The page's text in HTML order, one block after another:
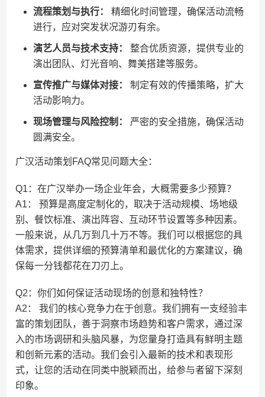
流程策划与执行：
精细化时间管理，确保活动流畅
进行，应对突发状况游刃有余。
演艺人员与技术支持：
整合优质资源，提供专业的
演出团队、灯光音响、舞美搭建等服务。
宣传推广与媒体对接：
制定有效的传播策略，扩大
活动影响力。
现场管理与风险控制：
严密的安全措施，确保活动
圆满安全。
广汉活动策划FAQ常见问题大全：
Q1：在广汉举办一场企业年会，大概需要多少预算？
A1： 预算是高度定制化的，取决于活动规模、场地级
别、餐饮标准、演出阵容、互动环节设置等多种因素。
一般来说，从几万到几十万不等。我们可以根据您的具
体需求，提供详细的预算清单和最优化的方案建议，确
保每一分钱都花在刀刃上。
Q2：你们如何保证活动现场的创意和独特性？
A2： 我们的核心竞争力在于创意。我们拥有一支经验丰
富的策划团队，善于洞察市场趋势和客户需求，通过深
入的市场调研和头脑风暴，为您量身打造具有鲜明主题
和创新元素的活动。我们会引入最新的技术和表现形
式，让您的活动在同类中脱颖而出，给参与者留下深刻
印象。